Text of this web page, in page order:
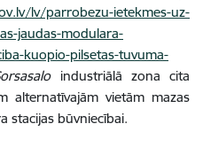
lv/parrobezu-ietekmes-uz-
jaudas-modulara-
kuopio-pilsetas-tuvuma-
industriālā zona cita
alternatīvajām vietām mazas
stacijas būvniecībai.